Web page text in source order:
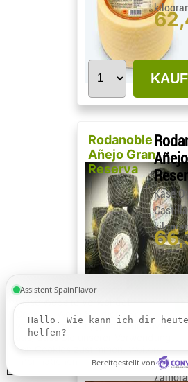
Rodanoble
Añejo Gran
Reserva
Käse
Laurus
Cookies. Wenn Sie diese Seite
weiterhin nutzen, gehen wir davon
aus, dass Sie unserer Verwendung